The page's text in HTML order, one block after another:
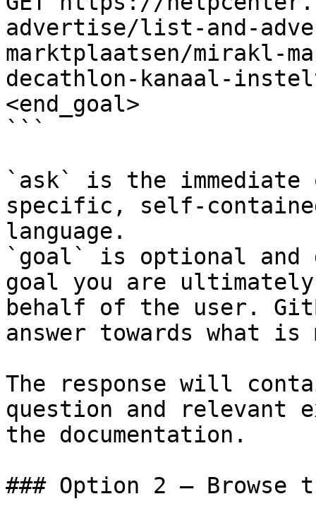
advertise/list-and-
marktplaatsen/mirakl-
decathlon-kanaal-
<end_goal>
```
`ask` is the
specific, self-
language.
`goal` is optional and
goal you are
behalf of the user.
answer towards what
The response will
question and relevant
the documentation.
### Option 2 — Browse